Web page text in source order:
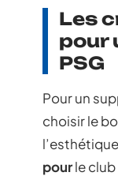
Les
pour
PSG
Pour un
choisir le
pourle club